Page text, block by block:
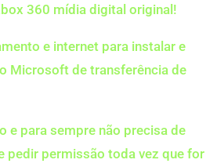
360 mídia digital original!
e internet para instalar e
Microsoft de transferência de
e para sempre não precisa de
pedir permissão toda vez que for